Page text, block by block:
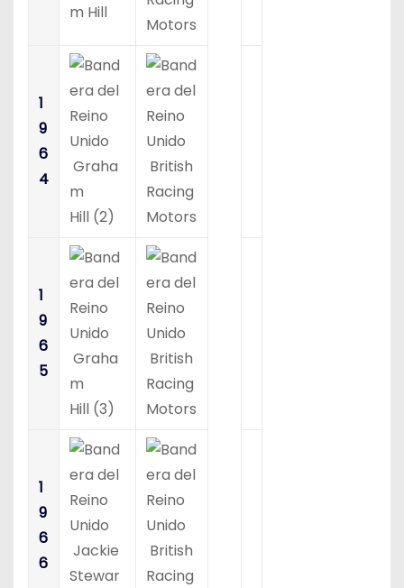
m Hill
Motors
1
9
6
4
Graha
m
Hill (2)
British
Racing
Motors
1
9
6
5
Graha
m
Hill (3)
British
Racing
Motors
1
9
6
6
Jackie
Stewar
British
Racing